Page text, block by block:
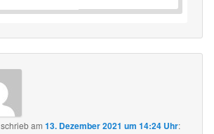
schriebam13. Dezember 2021 um 14:24 Uhr: